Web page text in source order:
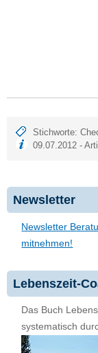
Stichworte:
09.07.2012 -
Newsletter
Newsletter
mitnehmen!
Lebenszeit-
Das Buch
systematisch